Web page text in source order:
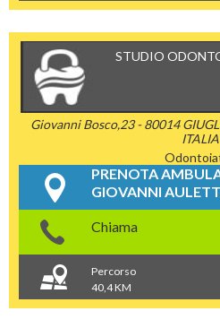
STUDIO
Giovanni Bosco,23 - 80014
ITALIA
PRENOTA
GIOVANNI
Chiama
Percorso
40,4 KM